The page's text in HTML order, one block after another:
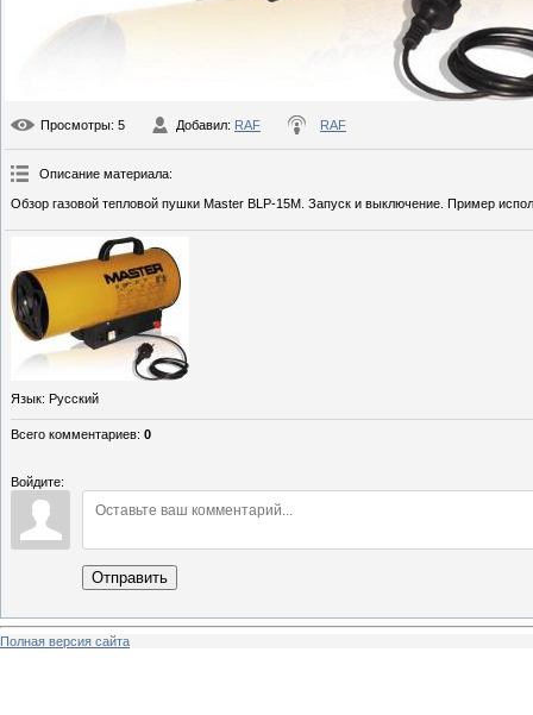
Просмотры: 5 Добавил: RAF RAF
Описание материала:
Обзор газовой тепловой пушки Master BLP-15M. Запуск и выключение. Пример
Язык: Русский
Всего комментариев: 0
Войдите:
Отправить
Полная версия сайта